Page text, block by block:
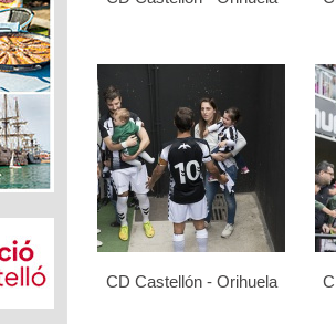
CD Castellón - Orihuela